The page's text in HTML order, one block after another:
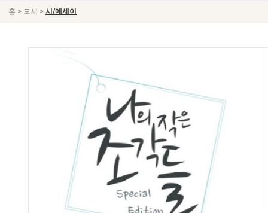
홈 > 도서 > 시/에세이